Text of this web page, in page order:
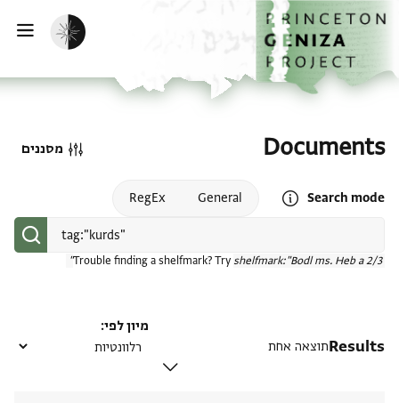
דילוג לתוכן
דף הבית
הפעלת מצב כהה
Documents
Search mode
Open search mode help
General
RegEx
Trouble finding a shelfmark? Try shelfmark:"Bodl ms. Heb a 2/3"
מסננים
Resultsתוצאה אחת
מיון לפי